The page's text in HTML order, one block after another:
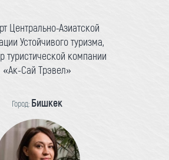
Центрально-Азиатской
Устойчивого туризма,
туристической компании
«Ак-Сай Трэвел»
Город: Бишкек